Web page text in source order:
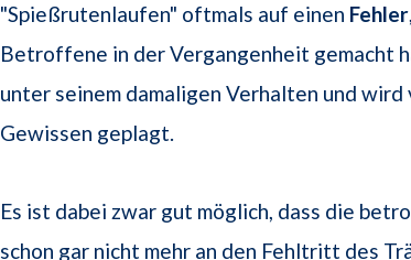
"Spießrutenlaufen" oftmals auf einen Fehler
Betroffene in der Vergangenheit gemacht
unter seinem damaligen Verhalten und wird
Gewissen geplagt.
Es ist dabei zwar gut möglich, dass die
schon gar nicht mehr an den Fehltritt des